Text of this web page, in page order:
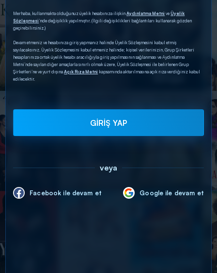
DİĞER SONUÇLAR
Merhaba, kullanmakta olduğunuz üyelik hesabınıza ilişkinAydınlatma Metni veÜyelik
Sözleşmesi’nde değişiklik yapılmıştır. (İlgili değişiklikleri bağlantıları kullanarak gözden
geçirebilirsiniz.)
Devam etmeniz ve hesabınıza giriş yapmanız halinde Üyelik Sözleşmesini kabul etmiş
sayılacaksınız. Üyelik Sözleşmesini kabul etmeniz halinde; kişisel verilerinizin, Grup Şirketleri
hesaplarınıza ortak üyelik hesabı aracılığıyla giriş yapılmasının sağlanması ve Aydınlatma
Metni’nde sayılan diğer amaçlarla sınırlı olmak üzere, Üyelik Sözleşmesi ile belirlenen Grup
Şirketleri’ne ve yurt dışınaAçık Rıza Metni kapsamında aktarılmasına açık rıza verdiğiniz kabul
edilecektir.
GİRİŞ YAP
veya
Facebook ile devam et Google ile devam et